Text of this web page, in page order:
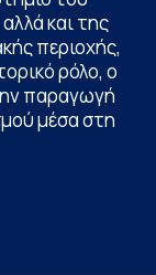
και της
περιοχής,
ρόλο, ο
παραγωγή
μέσα στη